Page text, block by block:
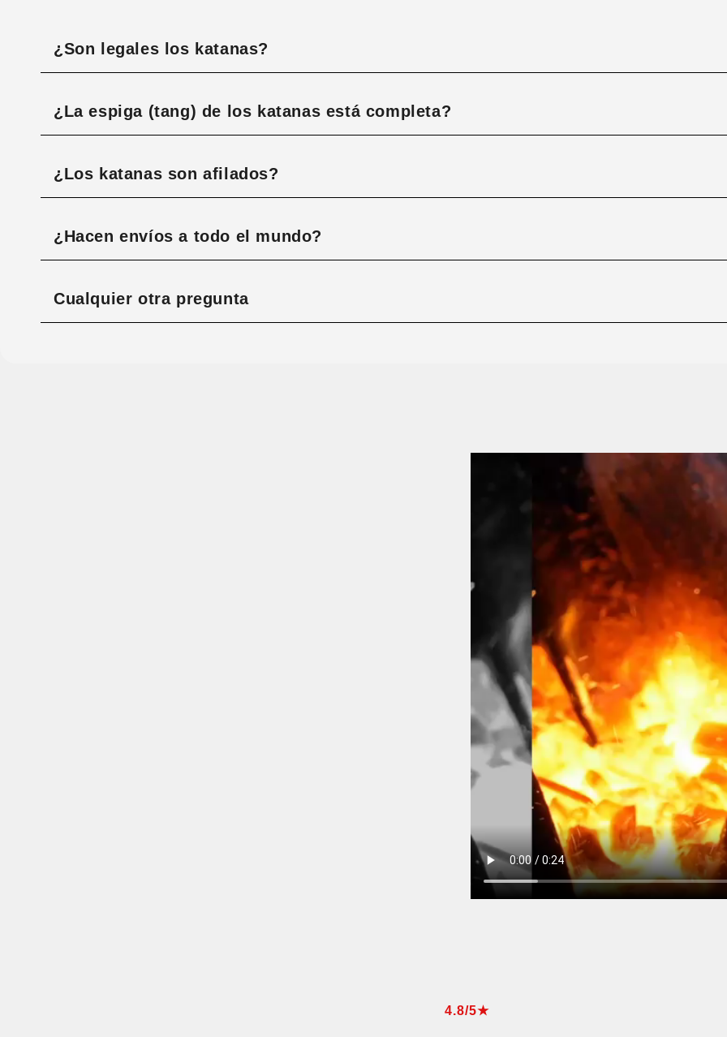
¿Son legales los katanas?
¿La espiga (tang) de los katanas está completa?
¿Los katanas son afilados?
¿Hacen envíos a todo el mundo?
Cualquier otra pregunta
4.8/5★